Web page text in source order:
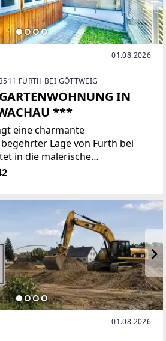
01.08.2026
FURTH BEI GÖTTWEIG
IN
***
eine charmante
Lage von Furth bei
in die malerische
und nur wenige
an der Donau entfernt.Die
01.08.2026